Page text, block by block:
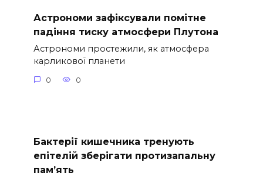
Астрономи зафіксували помітне
падіння тиску атмосфери Плутона
Астрономи простежили, як атмосфера
карликової планети
0 0
Бактерії кишечника тренують
епітелій зберігати протизапальну
пам’ять